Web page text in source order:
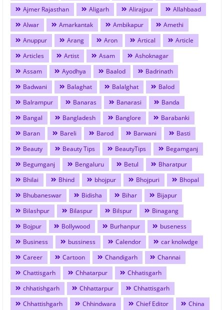
Ajmer Rajasthan
Aligarh Alirajpur
Allahbaad
Alwar
Amarkantak Ambikapur
Amethi
Anuppur
Arang Aron Artical
Article
Articles
Artist Asam
Ashoknagar
Assam
Ayodhya Baalod
Badrinath
Badwani
Balaghat Balalghat
Balod
Balrampur
Banaras Banarasi
Banda
Bangal
Bangladesh Banglore
Barabanki
Baran
Bareli Barod Barwani
Basti
Beauty
Beauty Tips BeautyTips
Begamganj
Begumganj
Bengaluru Betul
Bharatpur
Bhilai
Bhind bhojpur Bhojpuri
Bhopal
Bhubaneswar
Bidisha Bihar
Bijapur
Bilashpur
Bilaspur Bilspur
Binagang
Bojpur
Bollywood Burhanpur
buseness
Business
bussiness Calendor
car knolwdge
Career
Cartoon Chandigarh
Channai
Chattisgarh
Chhatarpur
Chhatisgarh
chhatishgarh
Chhattarpur
Chhattisgarh
Chhattishgarh
Chhindwara Chief Editor China